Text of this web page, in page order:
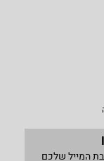
המייל שלכם